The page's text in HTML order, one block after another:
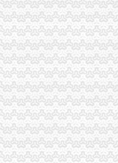
众
量
司注销活动
业执照注销2006年二季度酱
考和竞赛正式开考
商所12315分类监管平台应用